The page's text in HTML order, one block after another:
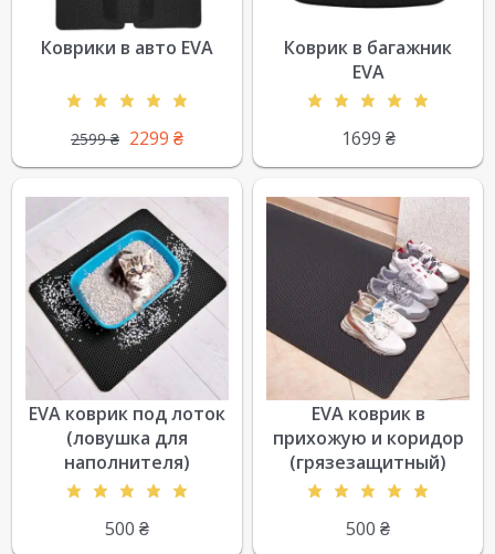
Коврики в авто EVA
2599₴ 2299 ₴
Коврик в багажник
EVA
1699 ₴
EVA коврик под лоток
(ловушка для
наполнителя)
500 ₴
EVA коврик в
прихожую и коридор
(грязезащитный)
500 ₴